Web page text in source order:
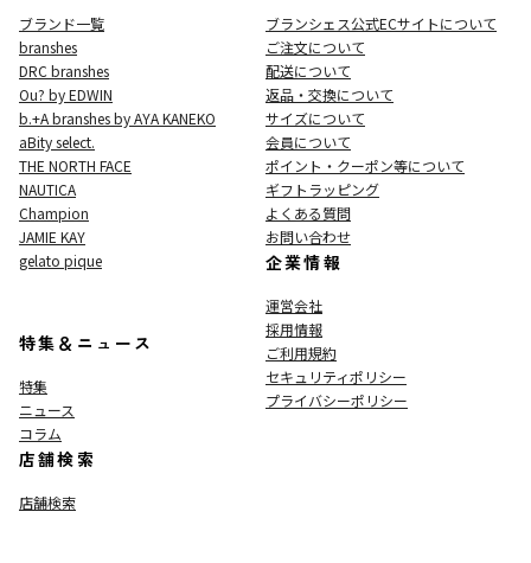
ブランド一覧
branshes
DRC branshes
Ou? by EDWIN
b.+A branshes by AYA KANEKO
aBity select.
THE NORTH FACE
NAUTICA
Champion
JAMIE KAY
gelato pique
特集＆ニュース
特集
ニュース
コラム
店舗検索
店舗検索
ブランシェス公式ECサイトについて
ご注文について
配送について
返品・交換について
サイズについて
会員について
ポイント・クーポン等について
ギフトラッピング
よくある質問
お問い合わせ
企業情報
運営会社
採用情報
ご利用規約
セキュリティポリシー
プライバシーポリシー